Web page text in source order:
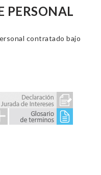
PERSONAL
contratado bajo